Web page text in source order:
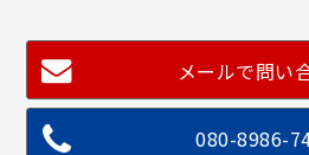
メールで問い
080-8986-